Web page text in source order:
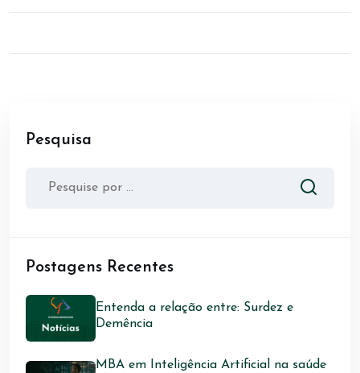
Pesquisa
Postagens Recentes
Entenda a relação entre: Surdez e
Demência
MBA em Inteligência Artificial na saúde